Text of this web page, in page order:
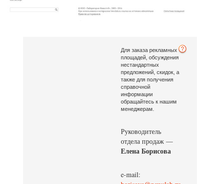
Для заказа рекламных
площадей, обсуждения
нестандартных
предложений, скидок, а
также для получения
справочной
информации
обращайтесь к нашим
менеджерам.
Руководитель
отдела продаж —
Елена Борисова
e-mail: